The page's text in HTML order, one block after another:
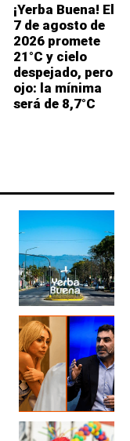
¡Yerba Buena! El
7 de agosto de
2026 promete
21°C y cielo
despejado, pero
ojo: la mínima
será de 8,7°C